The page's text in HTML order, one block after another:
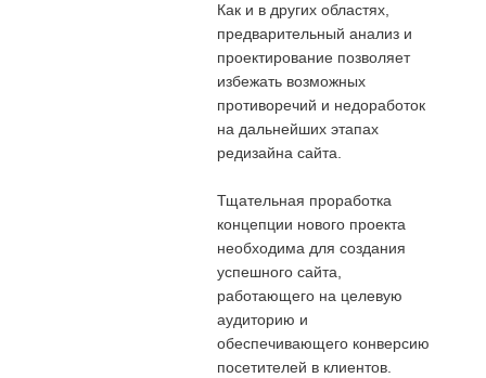
Как и в других областях,
предварительный анализ и
проектирование позволяет
избежать возможных
противоречий и недоработок
на дальнейших этапах
редизайна сайта.
Тщательная проработка
концепции нового проекта
необходима для создания
успешного сайта,
работающего на целевую
аудиторию и
обеспечивающего конверсию
посетителей в клиентов.